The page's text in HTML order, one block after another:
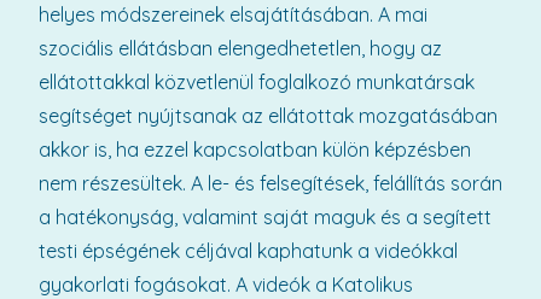
helyes módszereinek elsajátításában. A mai
szociális ellátásban elengedhetetlen, hogy az
ellátottakkal közvetlenül foglalkozó munkatársak
segítséget nyújtsanak az ellátottak mozgatásában
akkor is, ha ezzel kapcsolatban külön képzésben
nem részesültek. A le- és felsegítések, felállítás során
a hatékonyság, valamint saját maguk és a segített
testi épségének céljával kaphatunk a videókkal
gyakorlati fogásokat. A videók a Katolikus